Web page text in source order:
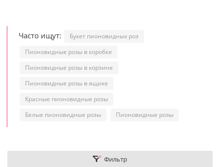
Часто ищут:
Букет пионовидных роз
Пионовидные розы в коробке
Пионовидные розы в корзине
Пионовидные розы в ящике
Красные пионовидные розы
Белые пионовидные розы
Пионовидные розы
Фильтр